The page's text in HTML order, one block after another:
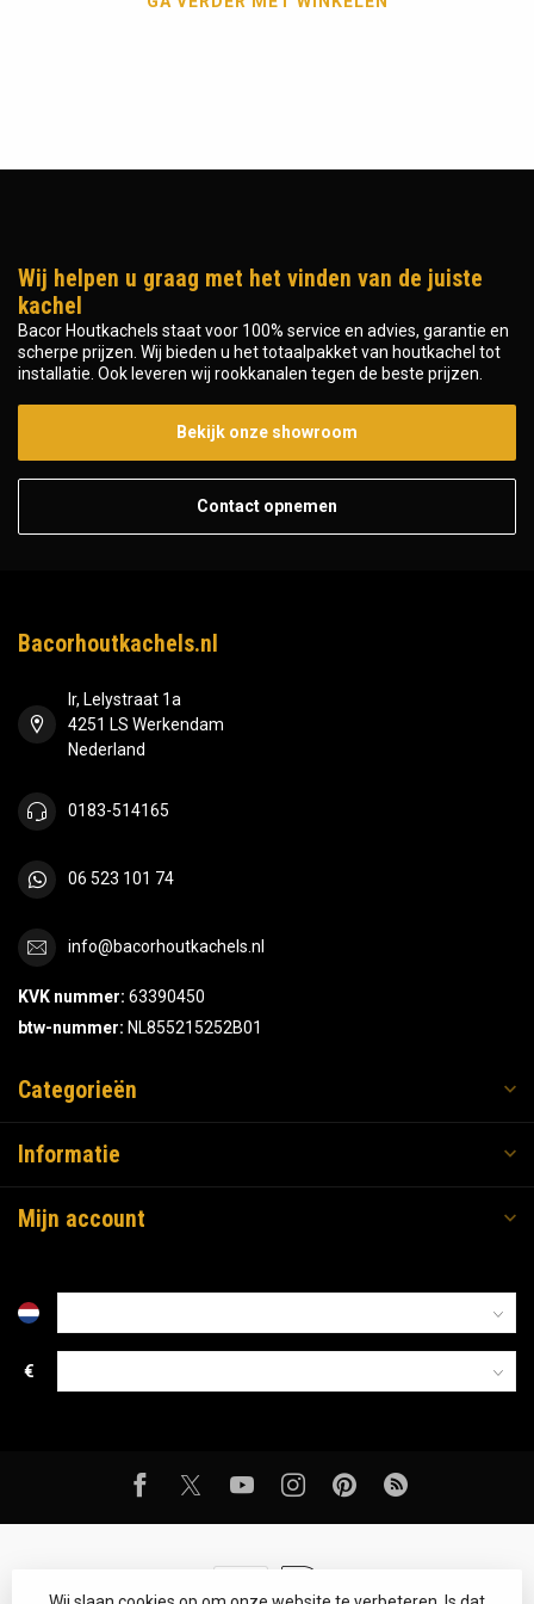
Wij helpen u graag met het vinden van de juiste
kachel
Bacor Houtkachels staat voor 100% service en advies, garantie en
scherpe prijzen. Wij bieden u het totaalpakket van houtkachel tot
installatie. Ook leveren wij rookkanalen tegen de beste prijzen.
Bekijk onze showroom
Contact opnemen
Bacorhoutkachels.nl
Ir, Lelystraat 1a
4251 LS Werkendam
Nederland
0183-514165
06 523 101 74
info@bacorhoutkachels.nl
KVK nummer: 63390450
btw-nummer: NL855215252B01
Categorieën
Informatie
Mijn account
€